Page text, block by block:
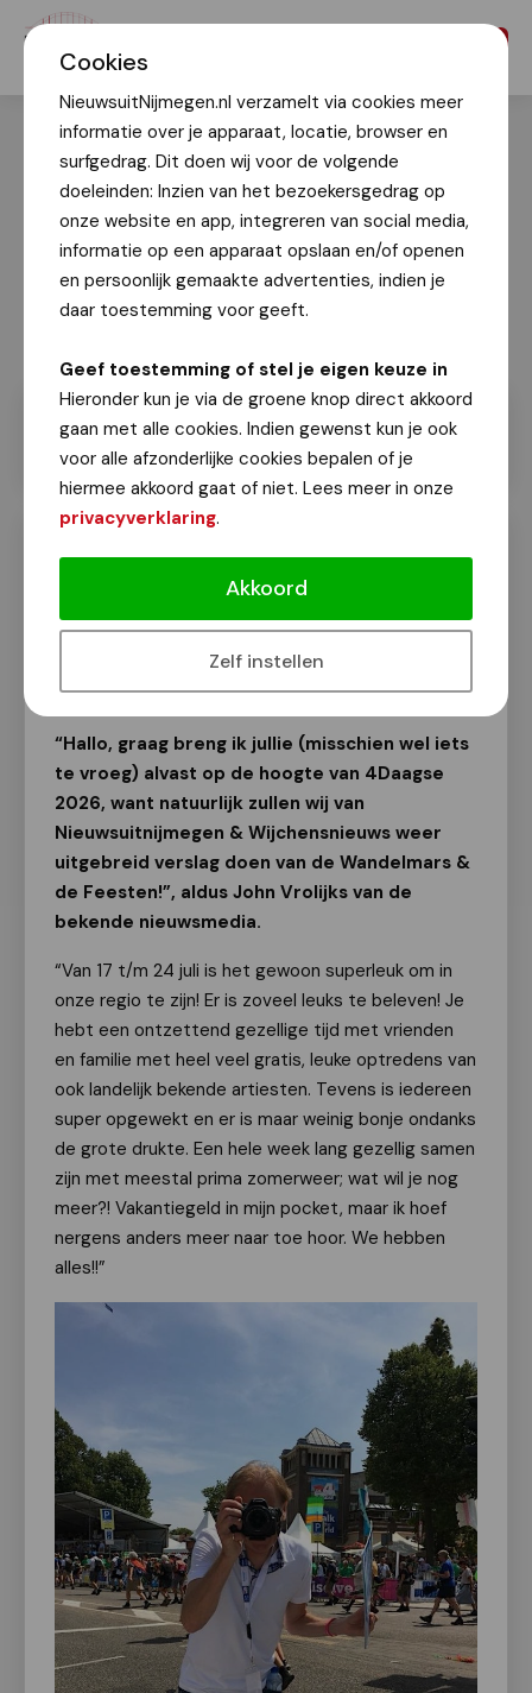
Cookies
NieuwsuitNijmegen.nl verzamelt via cookies meer
informatie over je apparaat, locatie, browser en
surfgedrag. Dit doen wij voor de volgende
doeleinden: Inzien van het bezoekersgedrag op
onze website en app, integreren van social media,
informatie op een apparaat opslaan en/of openen
en persoonlijk gemaakte advertenties, indien je
daar toestemming voor geeft.
Geef toestemming of stel je eigen keuze in
Hieronder kun je via de groene knop direct akkoord
gaan met alle cookies. Indien gewenst kun je ook
voor alle afzonderlijke cookies bepalen of je
hiermee akkoord gaat of niet. Lees meer in onze
privacyverklaring.
Akkoord
Zelf instellen
“Ik verheug me nu al op vakantie
tijdens de Nijmeegse 4Daagse van 17
t/m 24 juli!”
Van onze redactie
24 mei 2026
“Hallo, graag breng ik jullie (misschien wel iets
te vroeg) alvast op de hoogte van 4Daagse
2026, want natuurlijk zullen wij van
Nieuwsuitnijmegen & Wijchensnieuws weer
uitgebreid verslag doen van de Wandelmars &
de Feesten!”, aldus John Vrolijks van de
bekende nieuwsmedia.
“Van 17 t/m 24 juli is het gewoon superleuk om in
onze regio te zijn! Er is zoveel leuks te beleven! Je
hebt een ontzettend gezellige tijd met vrienden
en familie met heel veel gratis, leuke optredens van
ook landelijk bekende artiesten. Tevens is iedereen
super opgewekt en er is maar weinig bonje ondanks
de grote drukte. Een hele week lang gezellig samen
zijn met meestal prima zomerweer; wat wil je nog
meer?! Vakantiegeld in mijn pocket, maar ik hoef
nergens anders meer naar toe hoor. We hebben
alles!!”